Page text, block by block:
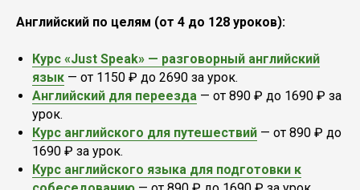
Английский по целям (от 4 до 128 уроков):
Курс «Just Speak» — разговорный английский
язык — от 1150 ₽ до 2690 за урок.
Английский для переезда — от 890 ₽ до 1690 ₽ за
урок.
Курс английского для путешествий — от 890 ₽ до
1690 ₽ за урок.
Курс английского языка для подготовки к